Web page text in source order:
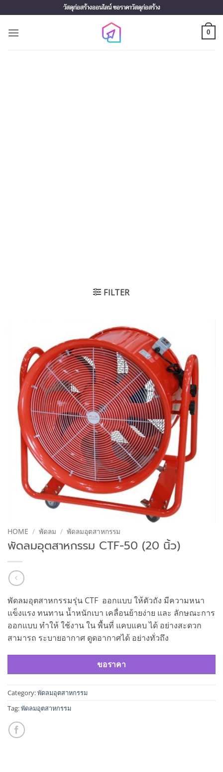
to
content
วัสดุก่อสร้างออนไลน์ ขอราคาวัสดุก่อสร้าง
0
FILTER
HOME / พัดลม / พัดลมอุตสาหกรรม
พัดลมอุตสาหกรรม CTF-50 (20 นิ้ว)
พัดลมอุตสาหกรรมรุ่น CTF ออกแบบ ให้ตัวถัง มีความหนา
แข็งแรง ทนทาน น้ำหนักเบา เคลื่อนย้ายง่าย และ ลักษณะการ
ออกแบบ ทำให้ ใช้งาน ใน พื้นที่ แคบแคบ ได้ อย่างสะดวก
สามารถ ระบายอากาศ ดูดอากาศได้ อย่างทั่วถึง
ขอราคา
Category:พัดลมอุตสาหกรรม
Tag:พัดลมอุตสาหกรรม